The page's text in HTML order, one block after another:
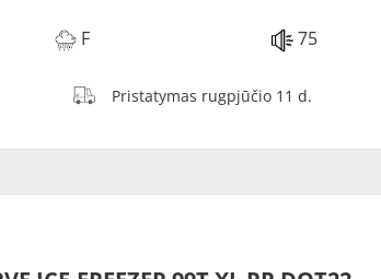
F 75
Pristatymas rugpjūčio 11 d.